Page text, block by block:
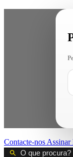
Contacte-nos Assinar